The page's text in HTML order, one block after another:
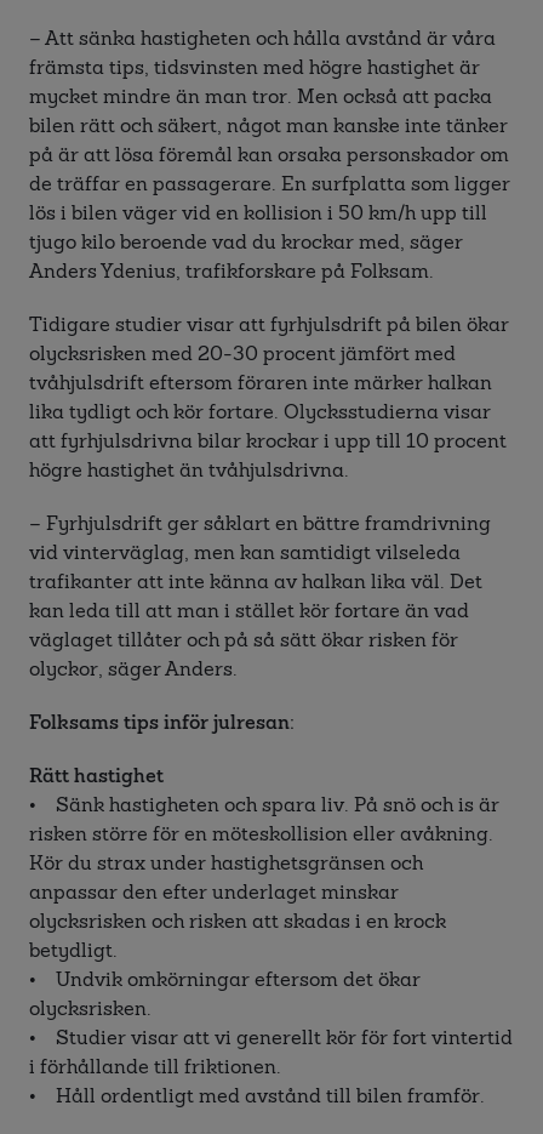
– Att sänka hastigheten och hålla avstånd är våra
främsta tips, tidsvinsten med högre hastighet är
mycket mindre än man tror. Men också att packa
bilen rätt och säkert, något man kanske inte tänker
på är att lösa föremål kan orsaka personskador om
de träffar en passagerare. En surfplatta som ligger
lös i bilen väger vid en kollision i 50 km/h upp till
tjugo kilo beroende vad du krockar med, säger
Anders Ydenius, trafikforskare på Folksam.
Tidigare studier visar att fyrhjulsdrift på bilen ökar
olycksrisken med 20-30 procent jämfört med
tvåhjulsdrift eftersom föraren inte märker halkan
lika tydligt och kör fortare. Olycksstudierna visar
att fyrhjulsdrivna bilar krockar i upp till 10 procent
högre hastighet än tvåhjulsdrivna.
– Fyrhjulsdrift ger såklart en bättre framdrivning
vid vinterväglag, men kan samtidigt vilseleda
trafikanter att inte känna av halkan lika väl. Det
kan leda till att man i stället kör fortare än vad
väglaget tillåter och på så sätt ökar risken för
olyckor, säger Anders.
Folksams tips inför julresan:
Rätt hastighet
• Sänk hastigheten och spara liv. På snö och is är
risken större för en möteskollision eller avåkning.
Kör du strax under hastighetsgränsen och
anpassar den efter underlaget minskar
olycksrisken och risken att skadas i en krock
betydligt.
• Undvik omkörningar eftersom det ökar
olycksrisken.
• Studier visar att vi generellt kör för fort vintertid
i förhållande till friktionen.
• Håll ordentligt med avstånd till bilen framför.